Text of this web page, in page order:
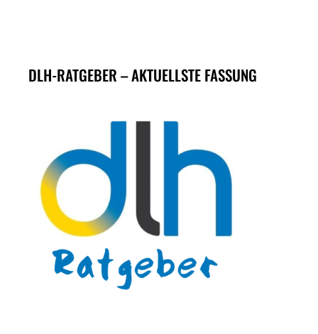
DLH-RATGEBER – AKTUELLSTE FASSUNG